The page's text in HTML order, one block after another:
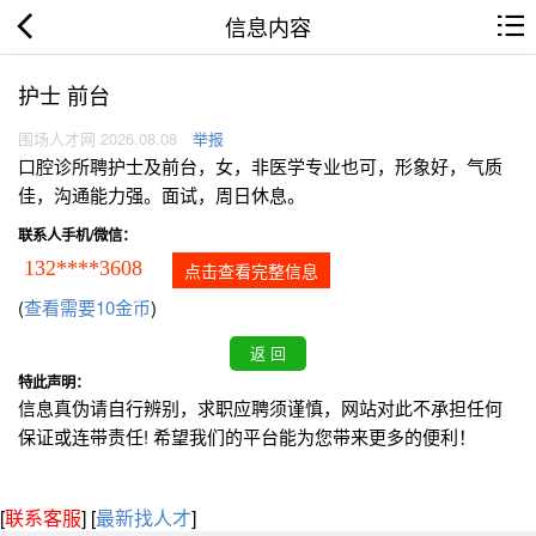
信息内容
护士 前台
围场人才网 2026.08.08 举报
口腔诊所聘护士及前台，女，非医学专业也可，形象好，气质
佳，沟通能力强。面试，周日休息。
联系人手机/微信：
132****3608 点击查看完整信息
(查看需要10金币)
特此声明：
信息真伪请自行辨别，求职应聘须谨慎，网站对此不承担任何
保证或连带责任! 希望我们的平台能为您带来更多的便利！
[联系客服] [最新找人才]